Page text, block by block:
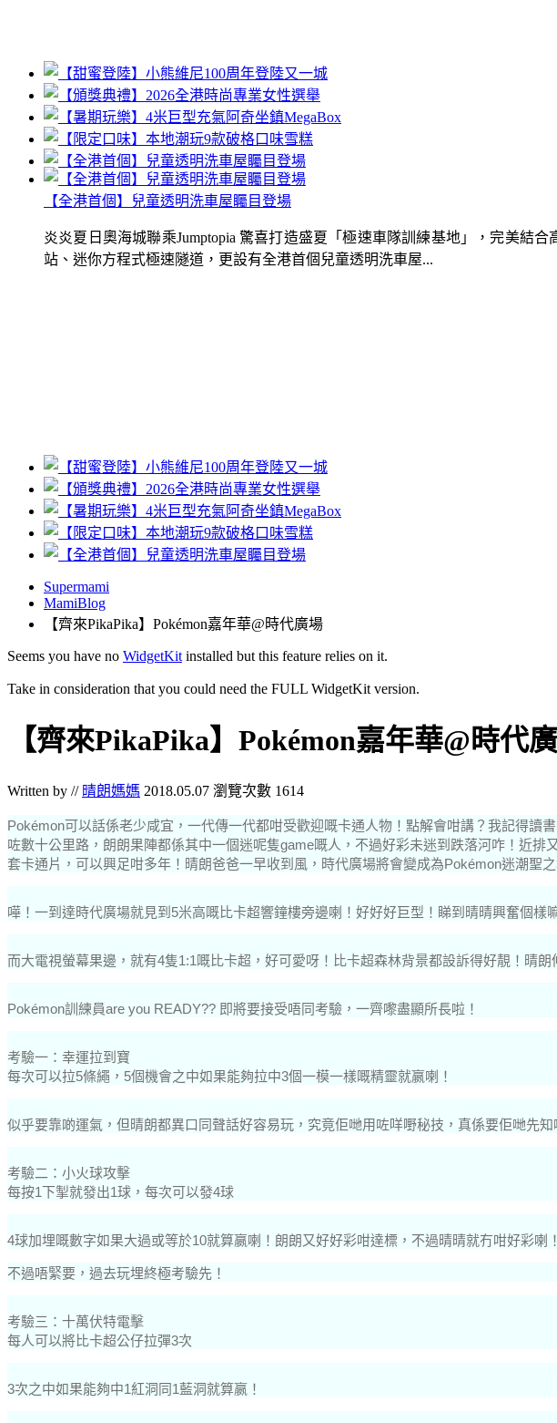
【全港首個】兒童透明洗車屋矚目登場
炎炎夏日奧海城聯乘Jumptopia 驚喜打造盛夏「極速車隊訓練基地」，完美結
站、迷你方程式極速隧道，更設有全港首個兒童透明洗車屋...
Supermami
MamiBlog
【齊來PikaPika】Pokémon嘉年華@時代廣場
Seems you have no WidgetKit installed but this feature relies on it.
Take in consideration that you could need the FULL WidgetKit version.
【齊來PikaPika】Pokémon嘉年華@時代
Written by // 晴朗媽媽 2018.05.07 瀏覽次數 1614
Pokémon可以話係老少咸宜，一代傳一代都咁受歡迎嘅卡通人物！ 點解會咁講？ 我記得讀
咗數十公里路，朗朗果陣都係其中一個迷呢隻game嘅人，不過好彩未迷到跌落河咋！ 近排
套卡通片，可以興足咁多年！ 晴朗爸爸一早收到風，時代廣場將會變成為Pokémon迷潮聖之
嘩！一到達時代廣場就見到5米高嘅比卡超響鐘樓旁邊喇！好好好巨型！睇到晴晴興奮個樣
而大電視螢幕果邊，就有4隻1:1嘅比卡超，好可愛呀！比卡超森林背景都設訴得好靚！晴
Pokémon訓練員are you READY?? 即將要接受唔同考驗，一齊嚟盡顯所長啦！
考驗一：幸運拉到寶
每次可以拉5條繩，5個機會之中如果能夠拉中3個一模一樣嘅精靈就嬴喇！
似乎要靠啲運氣，但晴朗都異口同聲話好容易玩，究竟佢哋用咗咩嘢秘技，真係要佢哋先知
考驗二：小火球攻擊
每按1下掣就發出1球，每次可以發4球
4球加埋嘅數字如果大過或等於10就算嬴喇！朗朗又好好彩咁達標，不過晴晴就冇咁好彩喇
不過唔緊要，過去玩埋終極考驗先！
考驗三：十萬伏特電擊
每人可以將比卡超公仔拉彈3次
3次之中如果能夠中1紅洞同1藍洞就算嬴！